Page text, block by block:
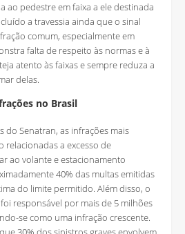
ao pedestre em faixa a ele destinada
a travessia ainda que o sinal
comum, especialmente em
falta de respeito às normas e à
atento às faixas e sempre reduza a
delas.
no Brasil
do Senatran, as infrações mais
relacionadas a excesso de
ao volante e estacionamento
40% das multas emitidas
do limite permitido. Além disso, o
responsável por mais de 5 milhões
se como uma infração crescente.